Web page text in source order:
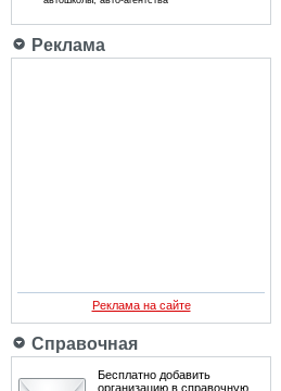
Реклама
Реклама на сайте
Справочная
Бесплатно добавить
организацию в справочную